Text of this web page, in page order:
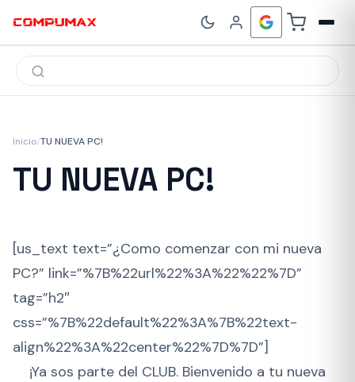
Búsqueda
de
productos
Inicio/TU NUEVA PC!
TU NUEVA PC!
[us_text text=”¿Como comenzar con mi nueva
PC?” link=”%7B%22url%22%3A%22%22%7D”
tag=”h2″
css=”%7B%22default%22%3A%7B%22text-
align%22%3A%22center%22%7D%7D”]
¡Ya sos parte del CLUB. Bienvenido a tu nueva